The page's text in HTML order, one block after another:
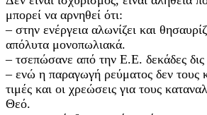
μπορεί να αρνηθεί ότι:
– στην ενέργεια αλωνίζει και
απόλυτα μονοπωλιακά.
– τσεπώσανε από την Ε.Ε. δεκάδες
– ενώ η παραγωγή ρεύματος δεν τους
τιμές και οι χρεώσεις για τους
Θεό.